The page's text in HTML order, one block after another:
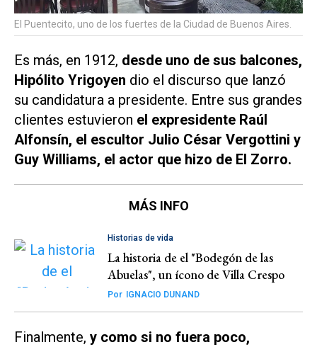
El Puentecito, uno de los fuertes de la Ciudad de Buenos Aires.
Es más, en 1912, desde uno de sus balcones,
Hipólito Yrigoyen dio el discurso que lanzó
su candidatura a presidente. Entre sus grandes
clientes estuvieron el expresidente Raúl
Alfonsín, el escultor Julio César Vergottini y
Guy Williams, el actor que hizo de El Zorro.
MÁS INFO
Historias de vida
La historia de el "Bodegón de las
Abuelas", un ícono de Villa Crespo
Por IGNACIO DUNAND
Finalmente, y como si no fuera poco,